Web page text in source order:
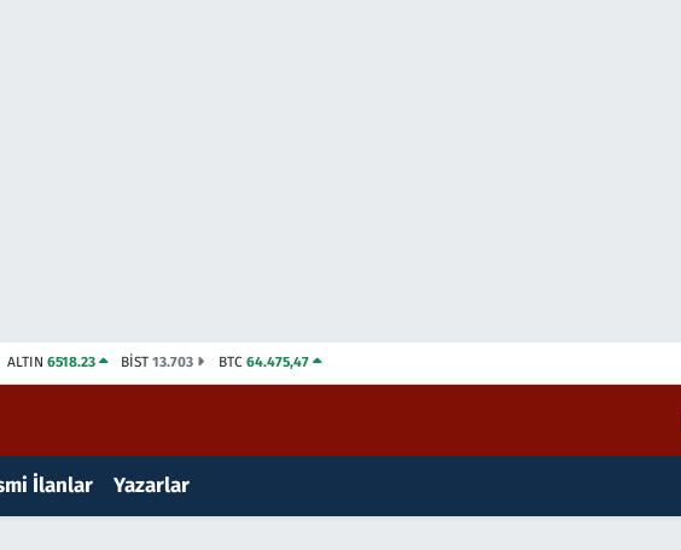
ALTIN 6518.23 BİST13.703 BTC 64.475,47
İlanlar Yazarlar